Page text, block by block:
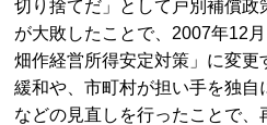
切り捨てだ」として戸別補償政
が大敗したことで、2007年12
畑作経営所得安定対策」に変
緩和や、市町村が担い手を独自
などの見直しを行ったことで